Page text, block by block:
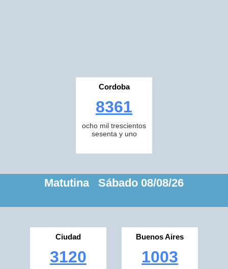
Cordoba
8361
ocho mil trescientos
sesenta y uno
Matutina Sábado 08/08/26
Ciudad
3120
Buenos Aires
1003